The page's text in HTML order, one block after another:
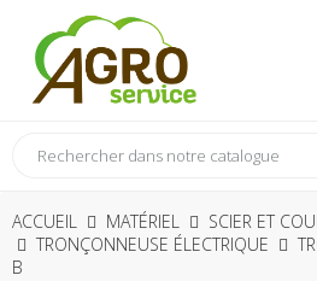
ACCUEIL MATÉRIEL SCIER ET
TRONÇONNEUSE ÉLECTRIQUE
B